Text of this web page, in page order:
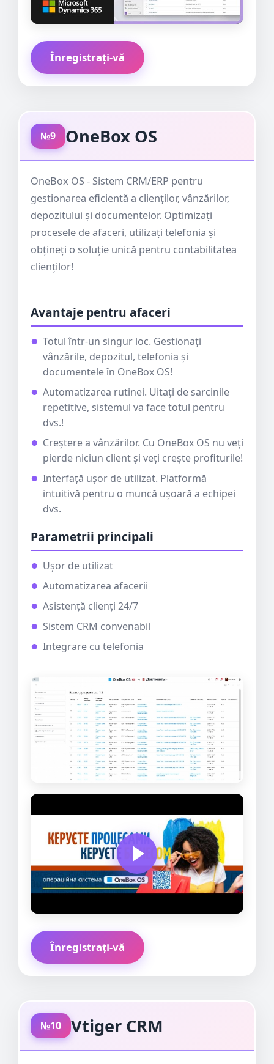
Înregistrați-vă
№9 OneBox OS
OneBox OS - Sistem CRM/ERP pentru
gestionarea eficientă a clienților, vânzărilor,
depozitului și documentelor. Optimizați
procesele de afaceri, utilizați telefonia și
obțineți o soluție unică pentru contabilitatea
clienților!
Avantaje pentru afaceri
Totul într-un singur loc. Gestionați
vânzările, depozitul, telefonia și
documentele în OneBox OS!
Automatizarea rutinei. Uitați de sarcinile
repetitive, sistemul va face totul pentru
dvs.!
Creștere a vânzărilor. Cu OneBox OS nu veți
pierde niciun client și veți crește profiturile!
Interfață ușor de utilizat. Platformă
intuitivă pentru o muncă ușoară a echipei
dvs.
Parametrii principali
Ușor de utilizat
Automatizarea afacerii
Asistență clienți 24/7
Sistem CRM convenabil
Integrare cu telefonia
Înregistrați-vă
№10 Vtiger CRM